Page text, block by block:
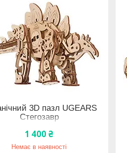
3D пазл UGEARS
Стегозавр
1 400 ₴
Немає в наявності